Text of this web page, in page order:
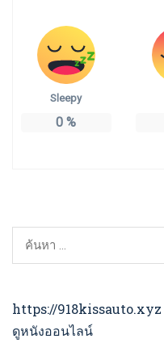
Sleepy
0 %
ค้นหา
https://918kissauto.xyz
ดูหนังออนไลน์